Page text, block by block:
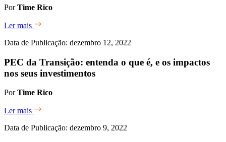
PorTime Rico
Ler mais
Data de Publicação: dezembro 12, 2022
PEC da Transição: entenda o que é, e os impactos
nos seus investimentos
PorTime Rico
Ler mais
Data de Publicação: dezembro 9, 2022